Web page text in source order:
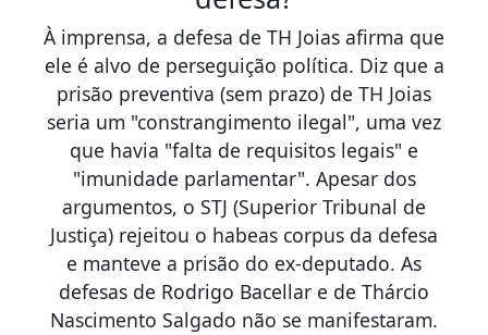
À imprensa, a defesa de TH Joias afirma que
ele é alvo de perseguição política. Diz que a
prisão preventiva (sem prazo) de TH Joias
seria um "constrangimento ilegal", uma vez
que havia "falta de requisitos legais" e
"imunidade parlamentar". Apesar dos
argumentos, o STJ (Superior Tribunal de
Justiça) rejeitou o habeas corpus da defesa
e manteve a prisão do ex-deputado. As
defesas de Rodrigo Bacellar e de Thárcio
Nascimento Salgado não se manifestaram.